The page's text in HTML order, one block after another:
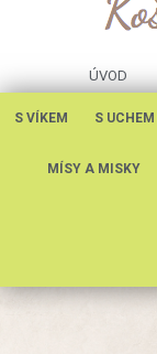
ÚVOD
S VÍKEM S UCHEM
MÍSY A MISKY